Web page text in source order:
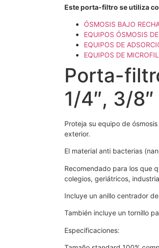
Este porta-filtro se utiliza
ÓSMOSIS BAJO
EQUIPOS ÓSMOSIS
EQUIPOS DE
EQUIPOS DE
Porta-
1/4″, 3/
Proteja su equipo de
exterior.
El material anti bacterias
Recomendado para los que
colegios, geriátricos,
Incluye un anillo centrador
También incluye un tornillo
Especificaciones: